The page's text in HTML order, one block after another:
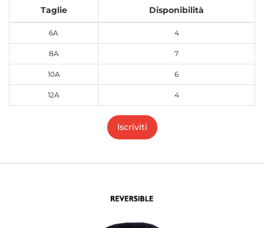
Taglie Disponibilità
6A 4
8A 7
10A 6
12A 4
Iscriviti